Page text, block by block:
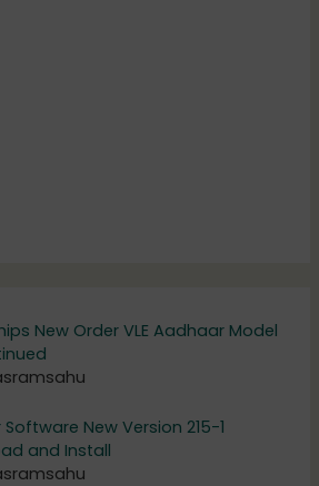
New Order VLE Aadhaar Model
New Version 215-1
and Install